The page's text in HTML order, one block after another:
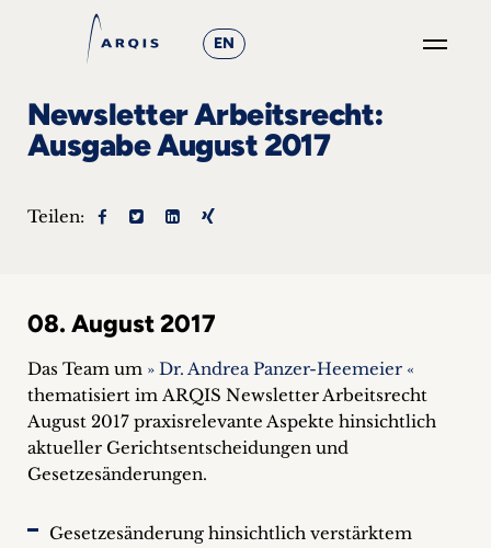
EN
+
&
Events
+
Karriere
Newsletter Arbeitsrecht:
Ausgabe August 2017
Teilen:
08. August 2017
Das Team um » Dr. Andrea Panzer-Heemeier «
thematisiert im ARQIS Newsletter Arbeitsrecht
August 2017 praxisrelevante Aspekte hinsichtlich
aktueller Gerichtsentscheidungen und
Gesetzesänderungen.
Gesetzesänderung hinsichtlich verstärktem